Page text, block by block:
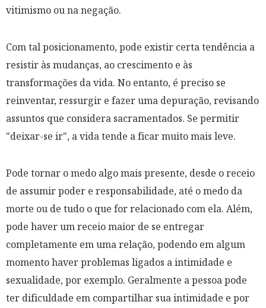
vitimismo ou na negação.
Com tal posicionamento, pode existir certa tendência a
resistir às mudanças, ao crescimento e às
transformações da vida. No entanto, é preciso se
reinventar, ressurgir e fazer uma depuração, revisando
assuntos que considera sacramentados. Se permitir
"deixar-se ir", a vida tende a ficar muito mais leve.
Pode tornar o medo algo mais presente, desde o receio
de assumir poder e responsabilidade, até o medo da
morte ou de tudo o que for relacionado com ela. Além,
pode haver um receio maior de se entregar
completamente em uma relação, podendo em algum
momento haver problemas ligados a intimidade e
sexualidade, por exemplo. Geralmente a pessoa pode
ter dificuldade em compartilhar sua intimidade e por